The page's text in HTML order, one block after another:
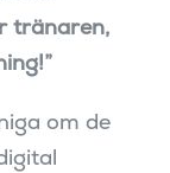
tränaren,
om de